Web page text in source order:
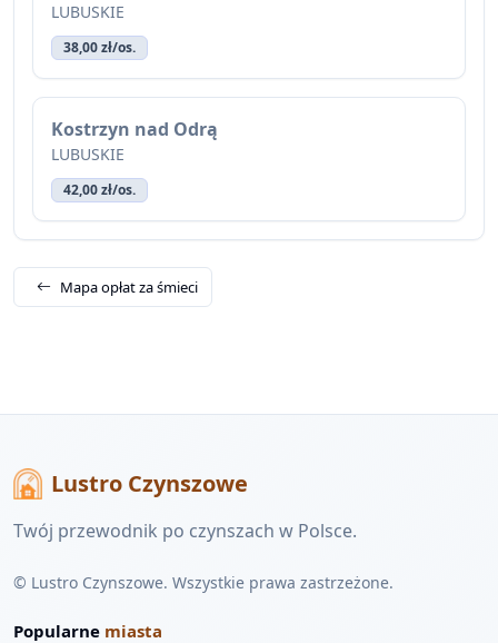
LUBUSKIE
38,00 zł/os.
Kostrzyn nad Odrą
LUBUSKIE
42,00 zł/os.
Mapa opłat za śmieci
Lustro Czynszowe
Twój przewodnik po czynszach w Polsce.
© Lustro Czynszowe. Wszystkie prawa zastrzeżone.
Popularne miasta